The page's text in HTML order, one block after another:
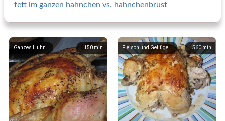
fett im ganzen hahnchen vs. hahnchenbrust
150 min
Ganzes Huhn 560min
Fleisch und Geflügel